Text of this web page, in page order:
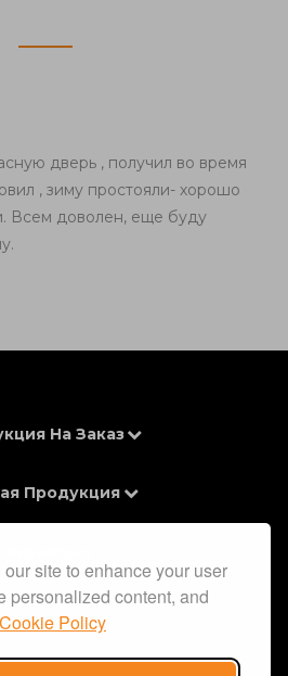
site to enhance your user
personalized content, and
Cookie Policy
дверь , получил во время
, зиму простояли- хорошо
Всем доволен, еще буду
На Заказ
Продукция